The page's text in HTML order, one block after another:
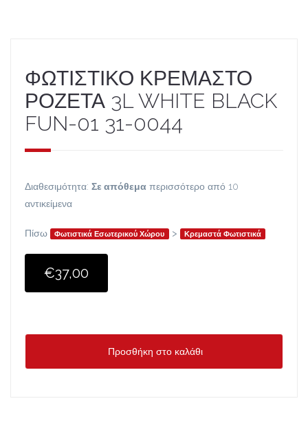
ΦΩΤΙΣΤΙΚΟ ΚΡΕΜΑΣΤΟ
ΡΟΖΕΤΑ 3L WHITE BLACK
FUN-01 31-0044
Διαθεσιμότητα: Σε απόθεμα περισσότερο από 10
αντικείμενα
Πίσω Φωτιστικά Εσωτερικού Χώρου > Κρεμαστά Φωτιστικά
€37,00
Προσθήκη στο καλάθι